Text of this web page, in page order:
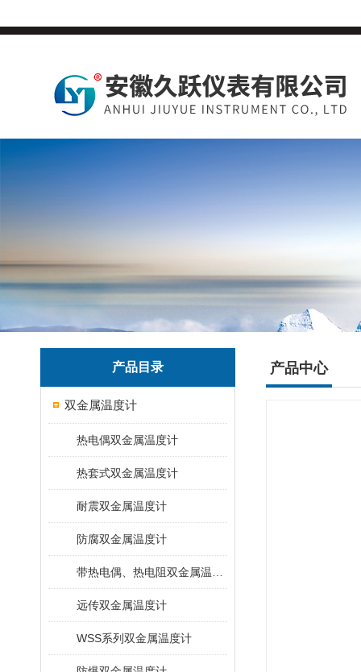
产品目录
双金属温度计
热电偶双金属温度计
热套式双金属温度计
耐震双金属温度计
防腐双金属温度计
远传双金属温度计
WSS系列双金属温度计
产品中心